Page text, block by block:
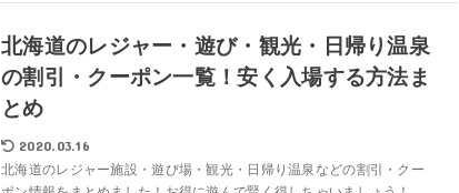
北海道のレジャー・遊び・観光・日帰り温泉
の割引・クーポン一覧！安く入場する方法ま
とめ
2020.03.16
北海道のレジャー施設・遊び場・観光・日帰り温泉などの割引・クー